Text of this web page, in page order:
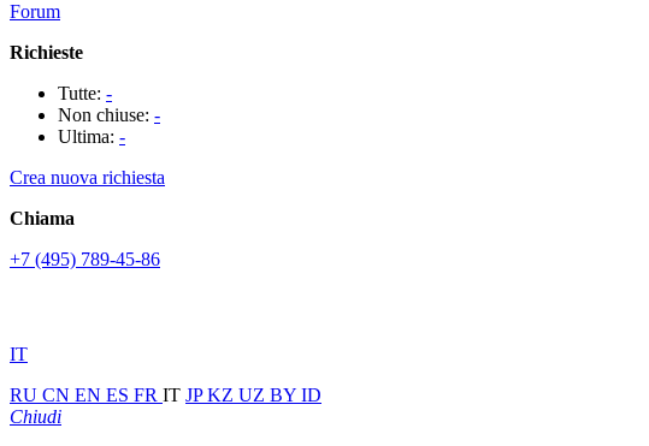
Forum
Richieste
Tutte: -
Non chiuse: -
Ultima: -
Crea nuova richiesta
Chiama
+7 (495) 789-45-86
IT
RU CN EN ES FR IT JPKZ UZ BY ID
Chiudi